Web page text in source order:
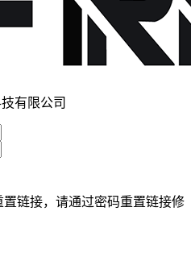
有限公司
链接，请通过密码重置链接修